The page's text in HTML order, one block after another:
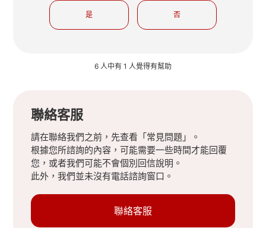
是 否
6 人中有 1 人覺得有幫助
聯絡客服
請在聯絡我們之前，先查看「常見問題」。
根據您所諮詢的內容，可能需要一些時間才能回覆
您，或者我們可能不會個別回信說明。
此外，我們並未沒有電話諮詢窗口。
聯絡客服